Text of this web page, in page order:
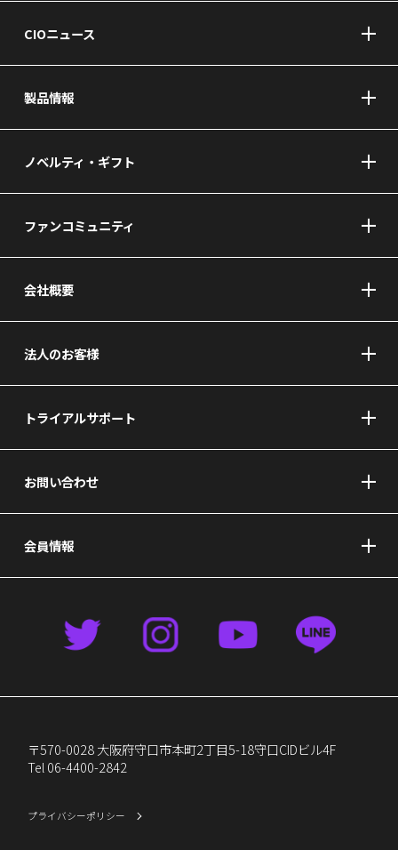
CIOニュース
製品情報
ノベルティ・ギフト
ファンコミュニティ
会社概要
法人のお客様
トライアルサポート
お問い合わせ
会員情報
〒570-0028 大阪府守口市本町2丁目5-18守口CIDビル4F
Tel 06-4400-2842
プライバシーポリシー